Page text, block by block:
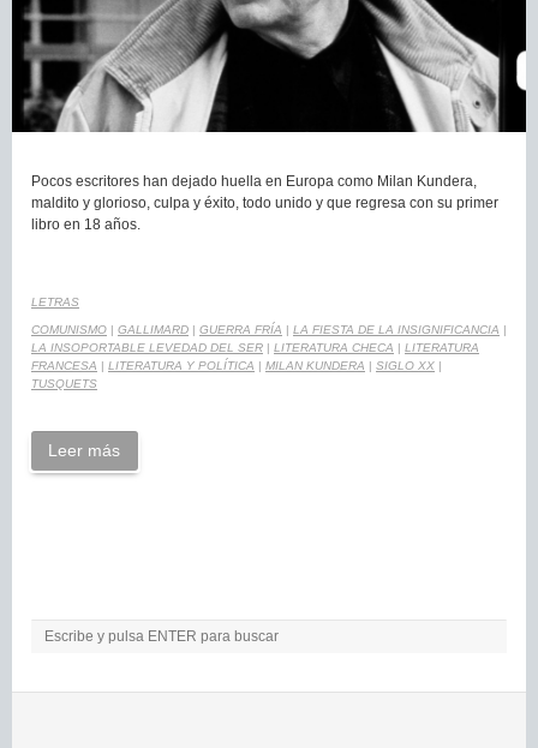
Pocos escritores han dejado huella en Europa como Milan Kundera,
maldito y glorioso, culpa y éxito, todo unido y que regresa con su primer
libro en 18 años.
LETRAS
COMUNISMO | GALLIMARD | GUERRA FRÍA | LA FIESTA DE LA INSIGNIFICANCIA |
LA INSOPORTABLE LEVEDAD DEL SER | LITERATURA CHECA | LITERATURA
FRANCESA | LITERATURA Y POLÍTICA | MILAN KUNDERA | SIGLO XX |
TUSQUETS
Leer más